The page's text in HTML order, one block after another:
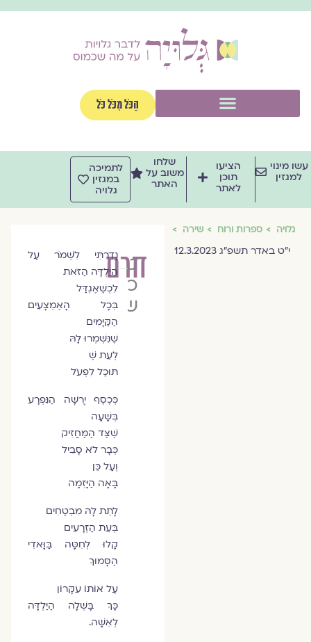
הַכֹּל מִכֹּל כֹּל
מינוי
למגזין
הציעו
תוכן
לאתר
שלחו
משוב על
האתר
לתמיכה
במגזין
גלויה
גלויה ספרות ורוח שירה
י״ט באדר תשפ״ג 12.3.2023 חרם
טלי
כהן
שבתאי
נָדַרְתִּי לִשְׁמֹר עַל
הַיַּלְדָּה הַזֹּאת
לִכְשֶׁאֶגְדַּל
בְּכָל הָאֶמְצָעִים
הַקַּיָּמִים
שֶׁנִּשְׁמְרוּ לָהּ
לְעֵת שֶׁ
תּוּכַל לִפְעֹל
כְּכֶסֶף יְרֻשָּׁה הַנִּפְרָע
בְּשָׁעָה
שֶׁצַּד הַמַּחֲזִיק
כְּבָר לֹא סָבִיל
וְעַל כֵּן
בָּאָה הַיָּזְמָה
לָתֵת לָהּ מִבְטַחִים
בְּעֵת הַזְּרָעִים
קָלוּ לְחִטָּה בַּוָּאדִי
הַסָּמוּךְ
עַל אוֹתוֹ עִקָּרוֹן
כָּךְ בָּשְׁלָה הַיַּלְדָּה
לְאִשָּׁה.